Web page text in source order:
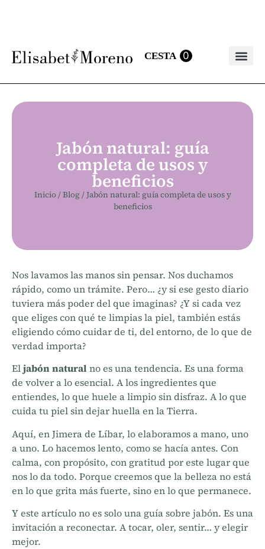
0
Jabón natural: guía
completa de usos y
beneficios
Inicio/Blog /Jabón natural: guía completa de usos y
beneficios
Nos lavamos las manos sin pensar. Nos duchamos
rápido, como un trámite. Pero… ¿y si ese gesto diario
tuviera más poder del que imaginas? ¿Y si cada vez
que eliges con qué te limpias la piel, también estás
eligiendo cómo cuidar de ti, del entorno, de lo que de
verdad importa?
Eljabón natural no es una tendencia. Es una forma
de volver a lo esencial. A los ingredientes que
entiendes, lo que huele a limpio sin disfraz. A lo que
cuida tu piel sin dejar huella en la Tierra.
Aquí, en Jimera de Líbar, lo elaboramos a mano, uno
a uno. Lo hacemos lento, como se hacía antes. Con
calma, con propósito, con gratitud por este lugar que
nos lo da todo. Porque creemos que la belleza no está
en lo que grita más fuerte, sino en lo que permanece.
Y este artículo no es solo una guía sobre jabón. Es una
invitación a reconectar. A tocar, oler, sentir… y elegir
mejor.